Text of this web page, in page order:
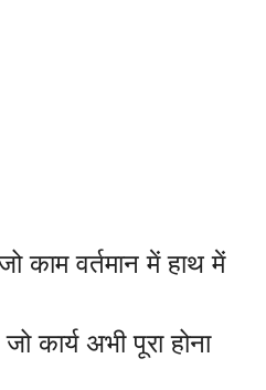
वर्तमान में हाथ में
अभी पूरा होना